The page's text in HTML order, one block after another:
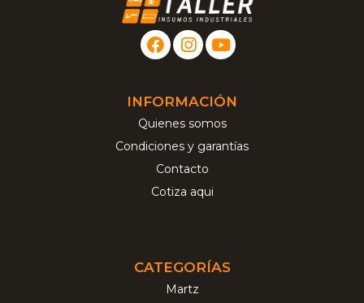
INFORMACIÓN
Quienes somos
Condiciones y garantías
Contacto
Cotiza aqui
CATEGORÍAS
Martz